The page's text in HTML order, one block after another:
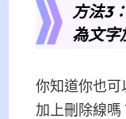
方法3
為文字
你知道你也可
加上刪除線